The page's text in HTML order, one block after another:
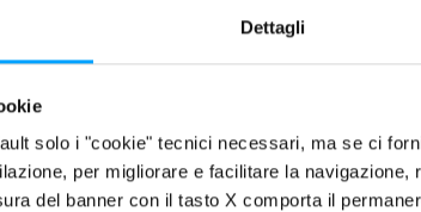
Dettagli
solo i "cookie" tecnici necessari, ma se ci
per migliorare e facilitare la
del banner con il tasto X comporta il
FEATURES
Riduzione degli attriti e protezione dall’usura
Elevata capacità di resistere ai carichi estremi (EP)
Preserva le superfici dall’ossidazione e dall’attacco
Resiste all’azione dilavante dell’acqua